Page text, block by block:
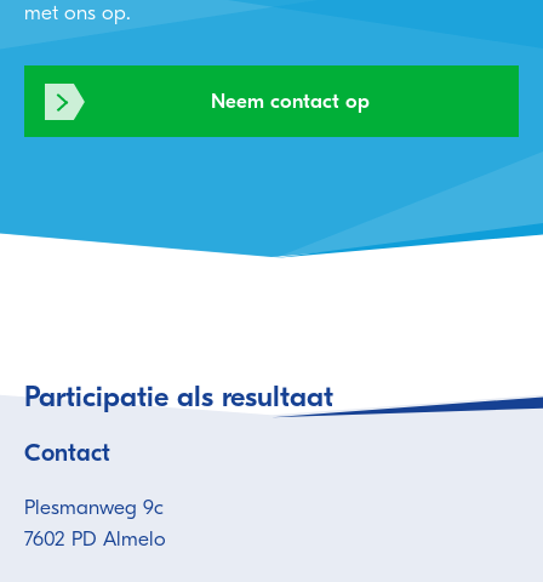
met ons op.
Neem contact op
Participatie als resultaat
Contact
Plesmanweg 9c
7602 PD Almelo